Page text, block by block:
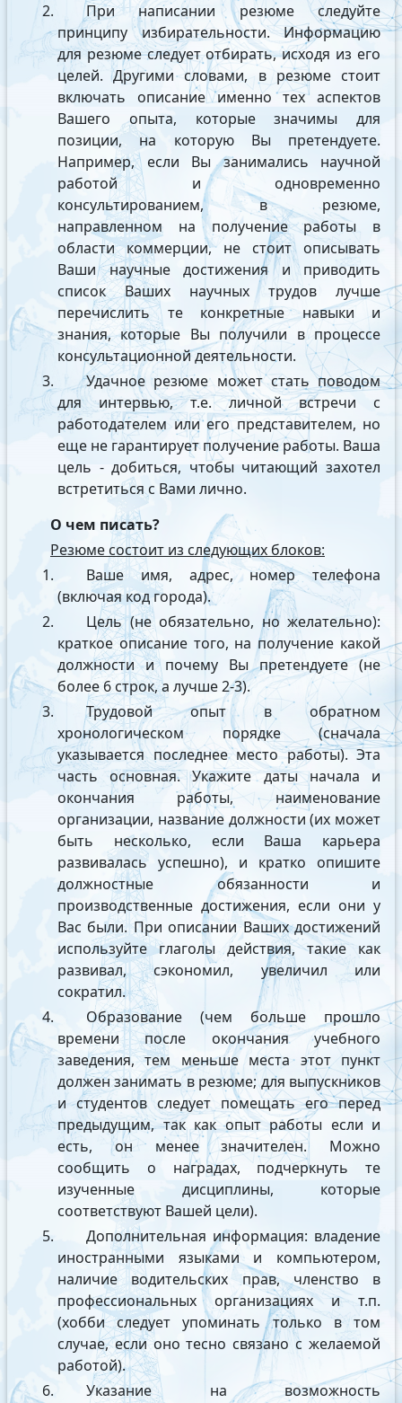
При написании резюме следуйте
принципу избирательности. Информацию
для резюме следует отбирать, исходя из его
целей. Другими словами, в резюме стоит
включать описание именно тех аспектов
Вашего опыта, которые значимы для
позиции, на которую Вы претендуете.
Например, если Вы занимались научной
работой и одновременно
консультированием, в резюме,
направленном на получение работы в
области коммерции, не стоит описывать
Ваши научные достижения и приводить
список Ваших научных трудов лучше
перечислить те конкретные навыки и
знания, которые Вы получили в процессе
консультационной деятельности.
Удачное резюме может стать поводом
для интервью, т.е. личной встречи с
работодателем или его представителем, но
еще не гарантирует получение работы. Ваша
цель - добиться, чтобы читающий захотел
встретиться с Вами лично.
О чем писать?
Резюме состоит из следующих блоков:
Ваше имя, адрес, номер телефона
(включая код города).
Цель (не обязательно, но желательно):
краткое описание того, на получение какой
должности и почему Вы претендуете (не
более 6 строк, а лучше 2-3).
Трудовой опыт в обратном
хронологическом порядке (сначала
указывается последнее место работы). Эта
часть основная. Укажите даты начала и
окончания работы, наименование
организации, название должности (их может
быть несколько, если Ваша карьера
развивалась успешно), и кратко опишите
должностные обязанности и
производственные достижения, если они у
Вас были. При описании Ваших достижений
используйте глаголы действия, такие как
развивал, сэкономил, увеличил или
сократил.
Образование (чем больше прошло
времени после окончания учебного
заведения, тем меньше места этот пункт
должен занимать в резюме; для выпускников
и студентов следует помещать его перед
предыдущим, так как опыт работы если и
есть, он менее значителен. Можно
сообщить о наградах, подчеркнуть те
изученные дисциплины, которые
соответствуют Вашей цели).
Дополнительная информация: владение
иностранными языками и компьютером,
наличие водительских прав, членство в
профессиональных организациях и т.п.
(хобби следует упоминать только в том
случае, если оно тесно связано с желаемой
работой).
Указание на возможность